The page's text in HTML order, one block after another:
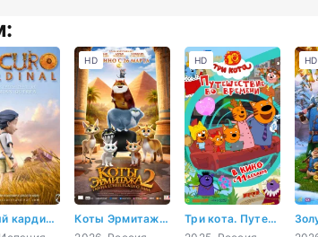
Темный кардинал
Коты Эрмитажа 2. Тайна египетского зала
HD
Три кота. Путешествие во времени
HD HD